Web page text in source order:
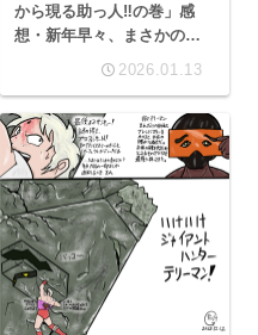
から現る助っ人‼︎の巻」感
想・新年早々、まさかのア
2026.01.13